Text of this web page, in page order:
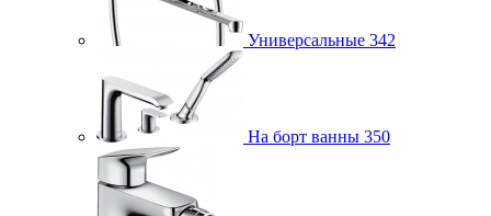
Универсальные 342
На борт ванны 350